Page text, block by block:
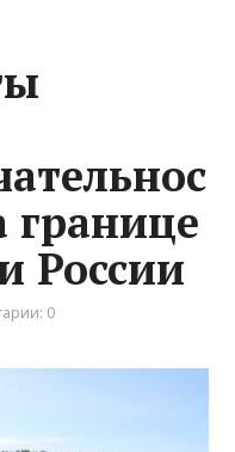
границе
России
0